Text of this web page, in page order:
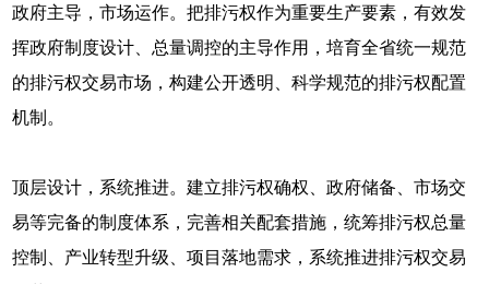
政府主导，市场运作。把排污权作为重要生产要素，有效发
挥政府制度设计、总量调控的主导作用，培育全省统一规范
的排污权交易市场，构建公开透明、科学规范的排污权配置
机制。
顶层设计，系统推进。建立排污权确权、政府储备、市场交
易等完备的制度体系，完善相关配套措施，统筹排污权总量
控制、产业转型升级、项目落地需求，系统推进排污权交易